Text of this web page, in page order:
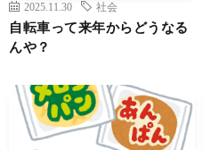
2025.11.30 社会
自転車って来年からどうなる
んや？